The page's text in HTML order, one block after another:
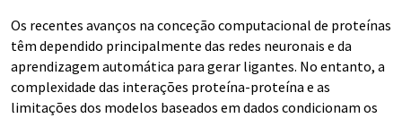
Os recentes avanços na conceção computacional de proteínas
têm dependido principalmente das redes neuronais e da
aprendizagem automática para gerar ligantes. No entanto, a
complexidade das interações proteína-proteína e as
limitações dos modelos baseados em dados condicionam os